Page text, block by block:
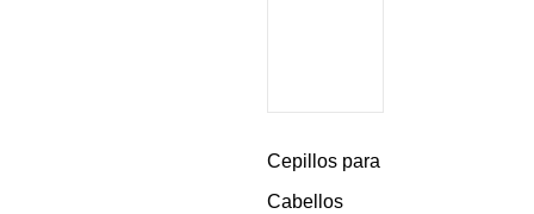
Cepillos para
Cabellos